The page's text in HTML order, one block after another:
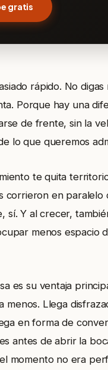
gratis
rápido. No
Porque hay una
de frente, sin la
lo que queremos
te quita
corrieron en paralelo
sí. Y al crecer,
menos espacio
es su ventaja
menos. Llega
en forma de
antes de abrir la
momento no era